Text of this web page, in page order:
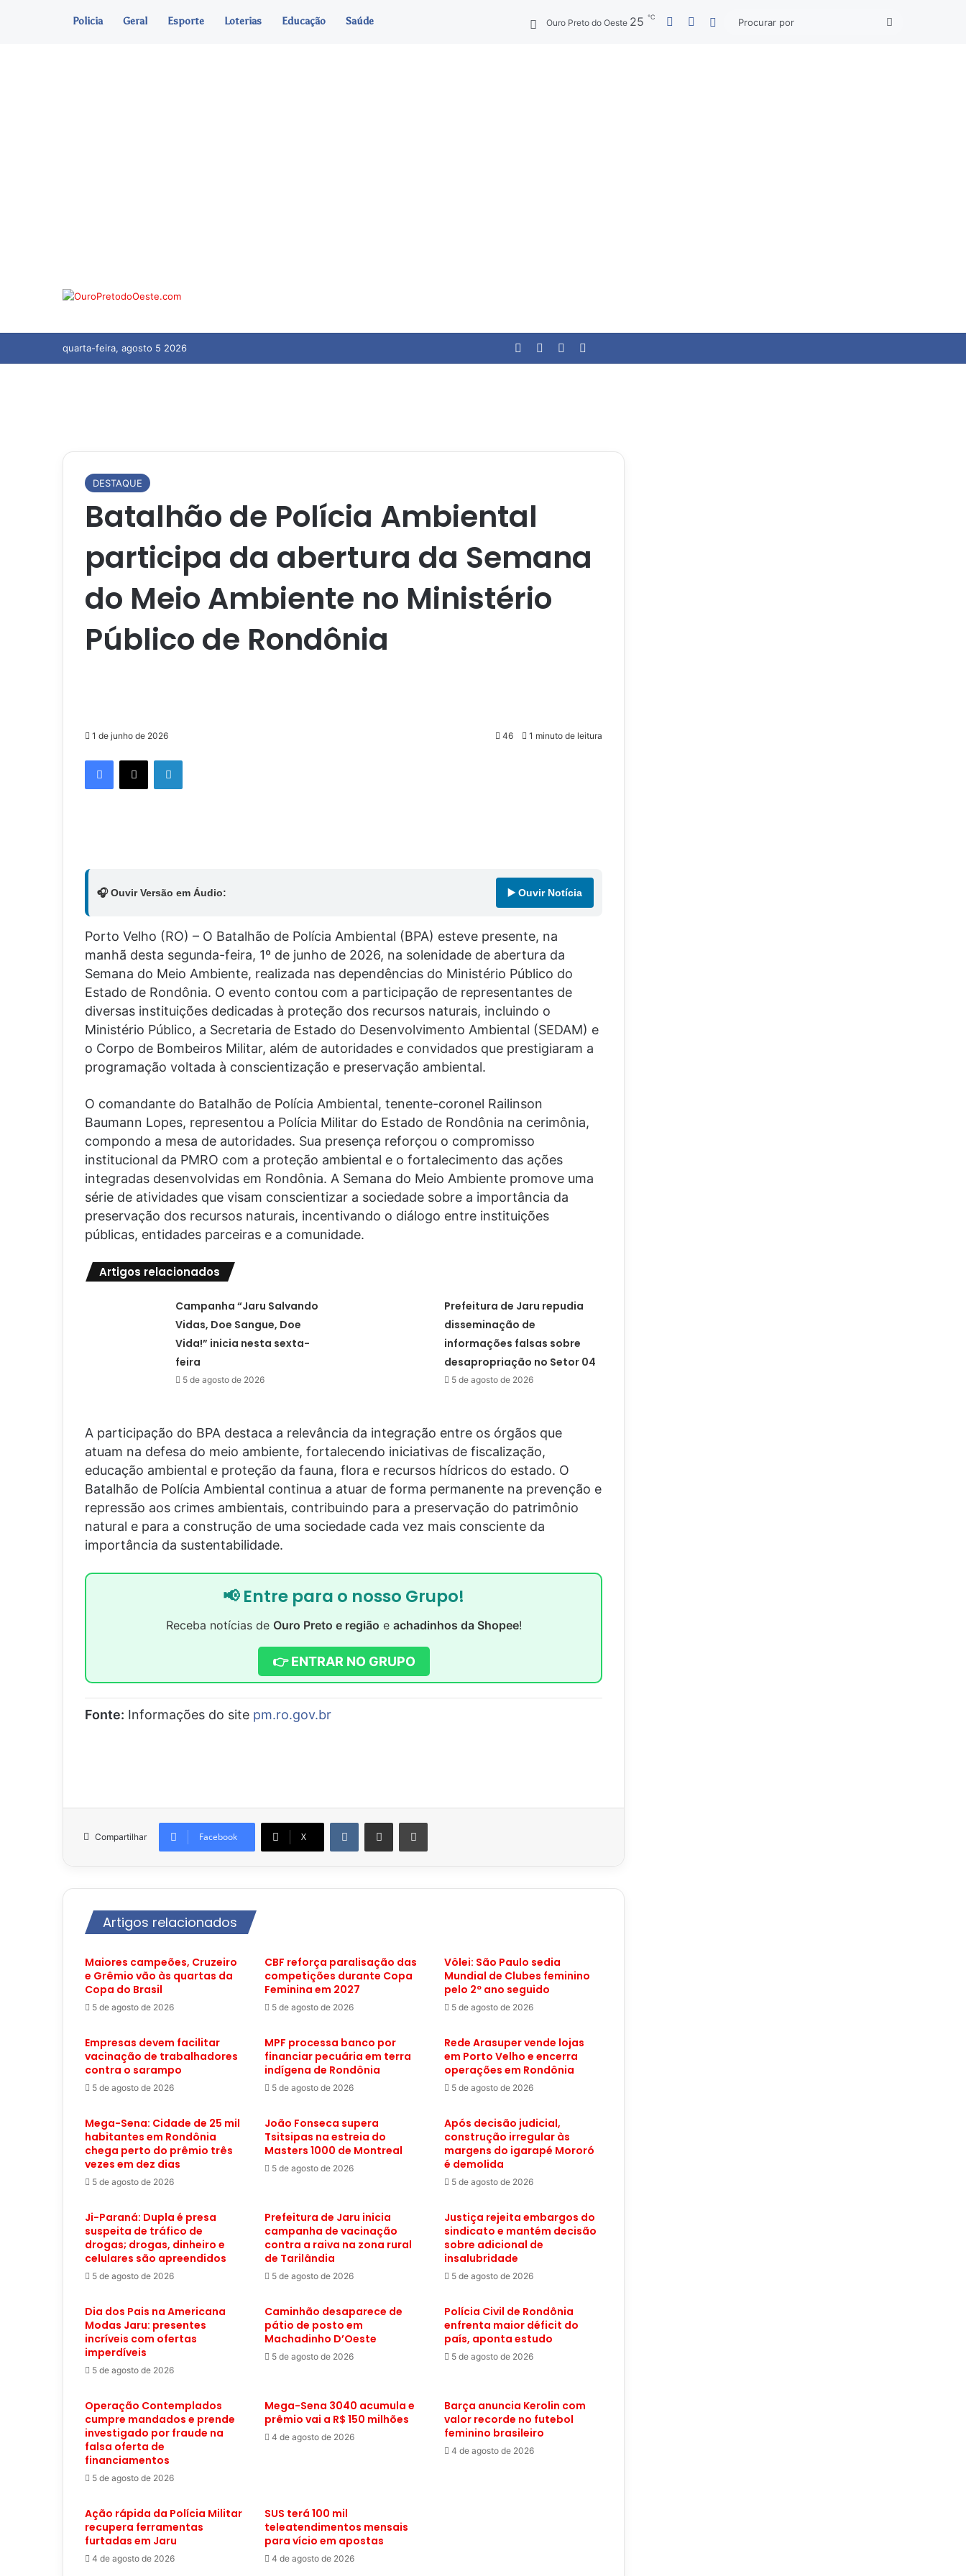
Policia Geral Esporte Loterias Educação Saúde Ouro Preto do Oeste 25 ℃ FacebookYouTube
Entrar
Procurar
quarta-feira, agosto 5 2026 FacebookYouTube
Entrar
DESTAQUE
Batalhão de Polícia Ambiental
participa da abertura da Semana
do Meio Ambiente no Ministério
Público de Rondônia
1 de junho de 2026 46 1 minuto de leitura
Facebook
X Linkedin
🎧 Ouvir Versão em Áudio: ▶️ Ouvir Notícia
Porto Velho (RO) – O Batalhão de Polícia Ambiental (BPA) esteve presente, na
manhã desta segunda-feira, 1º de junho de 2026, na solenidade de abertura da
Semana do Meio Ambiente, realizada nas dependências do Ministério Público do
Estado de Rondônia. O evento contou com a participação de representantes de
diversas instituições dedicadas à proteção dos recursos naturais, incluindo o
Ministério Público, a Secretaria de Estado do Desenvolvimento Ambiental (SEDAM) e
o Corpo de Bombeiros Militar, além de autoridades e convidados que prestigiaram a
programação voltada à conscientização e preservação ambiental.
O comandante do Batalhão de Polícia Ambiental, tenente-coronel Railinson
Baumann Lopes, representou a Polícia Militar do Estado de Rondônia na cerimônia,
compondo a mesa de autoridades. Sua presença reforçou o compromisso
institucional da PMRO com a proteção ambiental e o fortalecimento das ações
integradas desenvolvidas em Rondônia. A Semana do Meio Ambiente promove uma
série de atividades que visam conscientizar a sociedade sobre a importância da
preservação dos recursos naturais, incentivando o diálogo entre instituições
públicas, entidades parceiras e a comunidade.
Artigos relacionados
Campanha “Jaru Salvando
Vidas, Doe Sangue, Doe
Vida!” inicia nesta sexta-
feira
5 de agosto de 2026
Prefeitura de Jaru repudia
disseminação de
informações falsas sobre
desapropriação no Setor 04
5 de agosto de 2026
A participação do BPA destaca a relevância da integração entre os órgãos que
atuam na defesa do meio ambiente, fortalecendo iniciativas de fiscalização,
educação ambiental e proteção da fauna, flora e recursos hídricos do estado. O
Batalhão de Polícia Ambiental continua a atuar de forma permanente na prevenção e
repressão aos crimes ambientais, contribuindo para a preservação do patrimônio
natural e para a construção de uma sociedade cada vez mais consciente da
importância da sustentabilidade.
📢 Entre para o nosso Grupo!
Receba notícias de Ouro Preto e região e achadinhos da Shopee!
👉 ENTRAR NO GRUPO
Fonte: Informações do site pm.ro.gov.br
Compartilhar Facebook X
VK Compartilhar via e-mail Imprimir
Artigos relacionados
Maiores campeões, Cruzeiro
e Grêmio vão às quartas da
Copa do Brasil
5 de agosto de 2026
CBF reforça paralisação das
competições durante Copa
Feminina em 2027
5 de agosto de 2026
Vôlei: São Paulo sedia
Mundial de Clubes feminino
pelo 2º ano seguido
5 de agosto de 2026
Empresas devem facilitar
vacinação de trabalhadores
contra o sarampo
5 de agosto de 2026
MPF processa banco por
financiar pecuária em terra
indígena de Rondônia
5 de agosto de 2026
Rede Arasuper vende lojas
em Porto Velho e encerra
operações em Rondônia
5 de agosto de 2026
Mega-Sena: Cidade de 25 mil
habitantes em Rondônia
chega perto do prêmio três
vezes em dez dias
5 de agosto de 2026
João Fonseca supera
Tsitsipas na estreia do
Masters 1000 de Montreal
5 de agosto de 2026
Após decisão judicial,
construção irregular às
margens do igarapé Mororó
é demolida
5 de agosto de 2026
Ji-Paraná: Dupla é presa
suspeita de tráfico de
drogas; drogas, dinheiro e
celulares são apreendidos
5 de agosto de 2026
Prefeitura de Jaru inicia
campanha de vacinação
contra a raiva na zona rural
de Tarilândia
5 de agosto de 2026
Justiça rejeita embargos do
sindicato e mantém decisão
sobre adicional de
insalubridade
5 de agosto de 2026
Dia dos Pais na Americana
Modas Jaru: presentes
incríveis com ofertas
imperdíveis
5 de agosto de 2026
Caminhão desaparece de
pátio de posto em
Machadinho D’Oeste
5 de agosto de 2026
Polícia Civil de Rondônia
enfrenta maior déficit do
país, aponta estudo
5 de agosto de 2026
Operação Contemplados
cumpre mandados e prende
investigado por fraude na
falsa oferta de
financiamentos
5 de agosto de 2026
Mega-Sena 3040 acumula e
prêmio vai a R$ 150 milhões
4 de agosto de 2026
Barça anuncia Kerolin com
valor recorde no futebol
feminino brasileiro
4 de agosto de 2026
Ação rápida da Polícia Militar
recupera ferramentas
furtadas em Jaru
4 de agosto de 2026
SUS terá 100 mil
teleatendimentos mensais
para vício em apostas
4 de agosto de 2026